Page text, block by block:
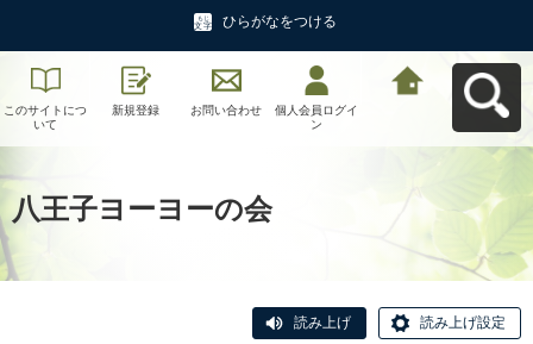
ひらがなをつける
このサイトにつ
いて
新規登録 お問い合わせ
個人会員ログイ
ン
八王子ヨーヨーの会
読み上げ 読み上げ設定